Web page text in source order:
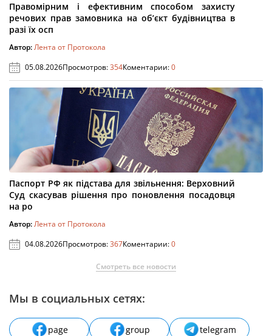
Правомірним і ефективним способом захисту
речових прав замовника на об’єкт будівництва в
разі їх осп
Автор:Лента от Протокола
05.08.2026Просмотров:354Коментарии:0
Паспорт РФ як підстава для звільнення: Верховний
Суд скасував рішення про поновлення посадовця
на ро
Автор:Лента от Протокола
04.08.2026Просмотров:367Коментарии:0
Смотреть все новости
Мы в социальных сетях:
page group
telegram